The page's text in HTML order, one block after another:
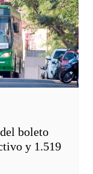
boleto
y 1.519